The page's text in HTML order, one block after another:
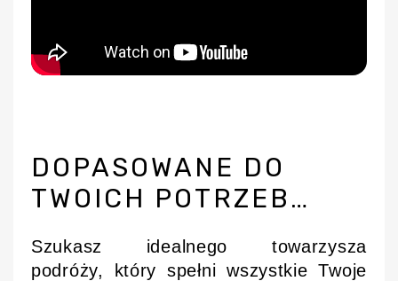
DOPASOWANE DO
TWOICH POTRZEB…
Szukasz idealnego towarzysza
podróży, który spełni wszystkie Twoje